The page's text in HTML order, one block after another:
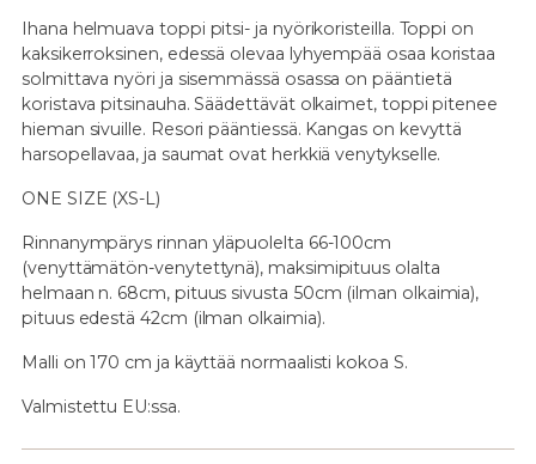
Ihana helmuava toppi pitsi- ja nyörikoristeilla. Toppi on
kaksikerroksinen, edessä olevaa lyhyempää osaa koristaa
solmittava nyöri ja sisemmässä osassa on pääntietä
koristava pitsinauha. Säädettävät olkaimet, toppi pitenee
hieman sivuille. Resori pääntiessä. Kangas on kevyttä
harsopellavaa, ja saumat ovat herkkiä venytykselle.
ONE SIZE (XS-L)
Rinnanympärys rinnan yläpuolelta 66-100cm
(venyttämätön-venytettynä), maksimipituus olalta
helmaan n. 68cm, pituus sivusta 50cm (ilman olkaimia),
pituus edestä 42cm (ilman olkaimia).
Malli on 170 cm ja käyttää normaalisti kokoa S.
Valmistettu EU:ssa.